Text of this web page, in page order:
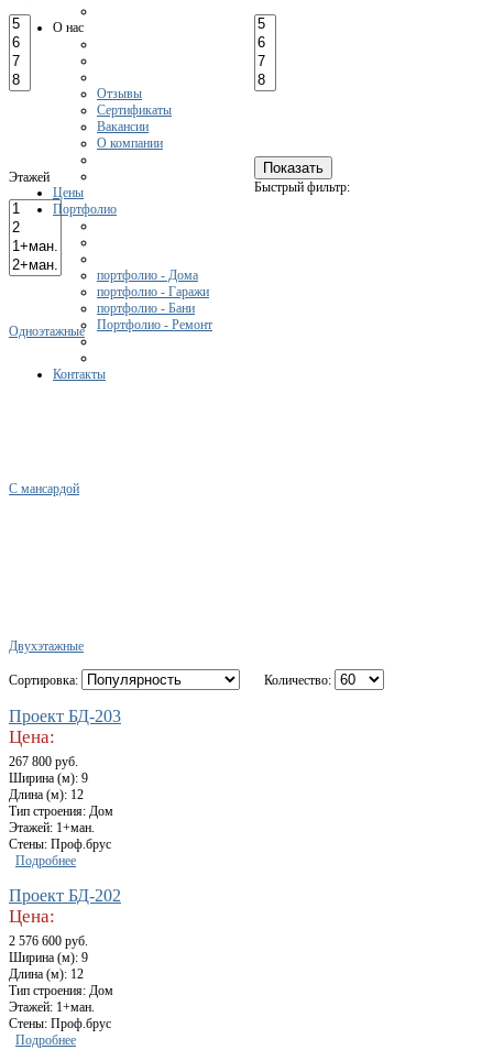
О нас
Отзывы
Сертификаты
Вакансии
О компании
Цены
Портфолио
портфолио - Дома
портфолио - Гаражи
портфолио - Бани
Портфолио - Ремонт
Контакты
Этажей
Быстрый фильтр:
Одноэтажные
С мансардой
Двухэтажные
Сортировка: Количество:
Проект БД-203
Цена:
267 800 руб.
Ширина (м): 9
Длина (м): 12
Тип строения: Дом
Этажей: 1+ман.
Стены: Проф.брус
Подробнее
Проект БД-202
Цена:
2 576 600 руб.
Ширина (м): 9
Длина (м): 12
Тип строения: Дом
Этажей: 1+ман.
Стены: Проф.брус
Подробнее